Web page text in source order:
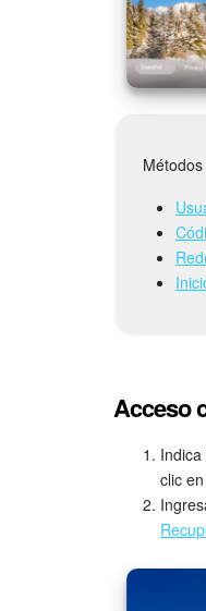
Acceso
clic en